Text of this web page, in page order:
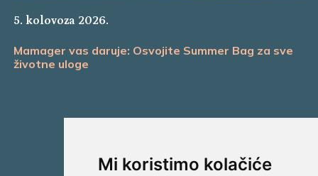
Mi koristimo kolačiće
5. kolovoza 2026.
Mamager vas daruje: Osvojite Summer Bag za sve
životne uloge